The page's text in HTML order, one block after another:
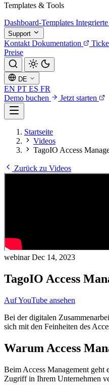
Templates & Tools
Dashboard-Templates
Support
Kontakt Dokumentation
Preise
DE
EN PT ES FR
Demo buchen
Jetzt starten
Startseite
Videos
TagoIO Access
Zurück zu Videos
webinarDec 14, 2023
TagoIO Access
Auf YouTube ansehen
Bei der digitalen
sich mit den Feinheiten des
Warum Access
Beim Access Management geht
Zugriff in Ihrem Unternehmen